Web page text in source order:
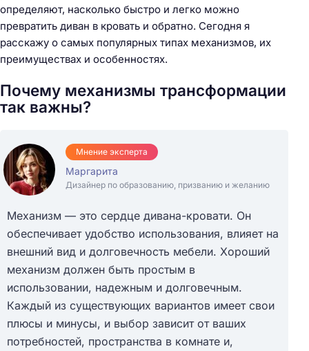
определяют, насколько быстро и легко можно
превратить диван в кровать и обратно. Сегодня я
расскажу о самых популярных типах механизмов, их
преимуществах и особенностях.
Почему механизмы трансформации
так важны?
Мнение эксперта
Маргарита
Дизайнер по образованию, призванию и желанию
Механизм — это сердце дивана-кровати. Он
обеспечивает удобство использования, влияет на
внешний вид и долговечность мебели. Хороший
механизм должен быть простым в
использовании, надежным и долговечным.
Каждый из существующих вариантов имеет свои
плюсы и минусы, и выбор зависит от ваших
потребностей, пространства в комнате и,